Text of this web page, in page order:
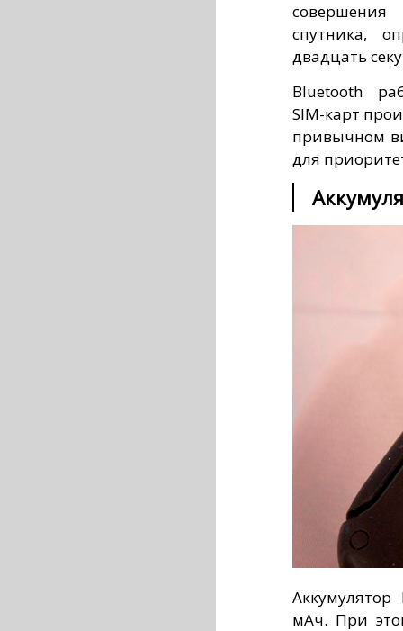
спутника,
двадцать
Bluetooth
SIM-карт
привычном
для
мАч. При